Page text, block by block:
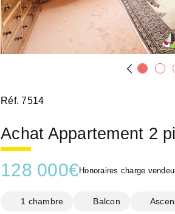
Réf. 7514
Achat Appartement 2
128 000€ Honoraires charge
1 chambre Balcon